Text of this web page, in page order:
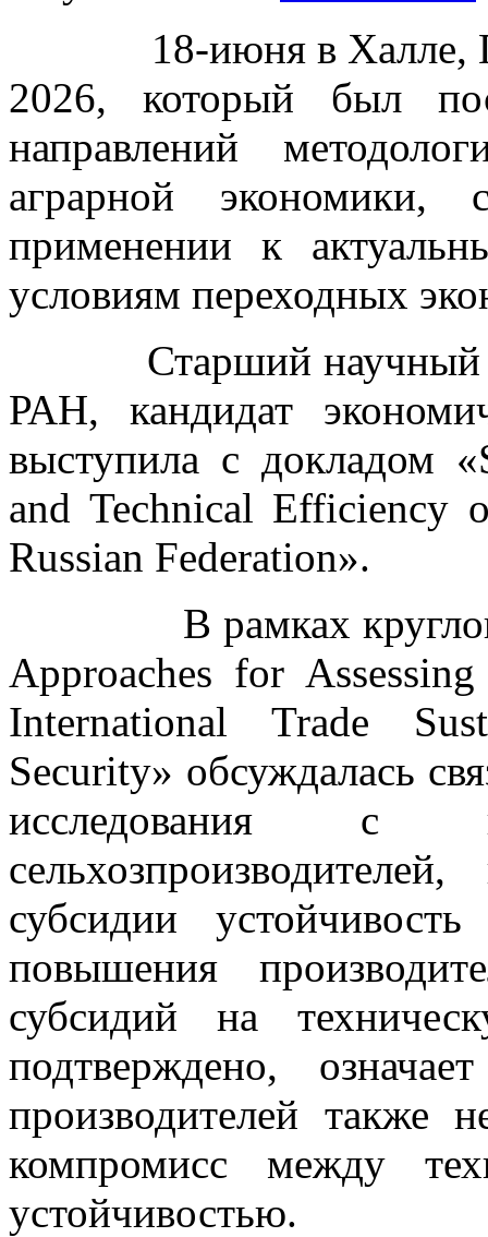
18-июня в Халле,
2026, который был
направлений
аграрной
применении к
условиям переходных
Старший научный
РАН, кандидат
выступила с докладом
and Technical Efficiency
Russian Federation».
В рамках круглого
Approaches for
International Trade
Security» обсуждалась
исследования с
субсидии
повышения
субсидий на
подтверждено,
производителей также
компромисс между
устойчивостью.